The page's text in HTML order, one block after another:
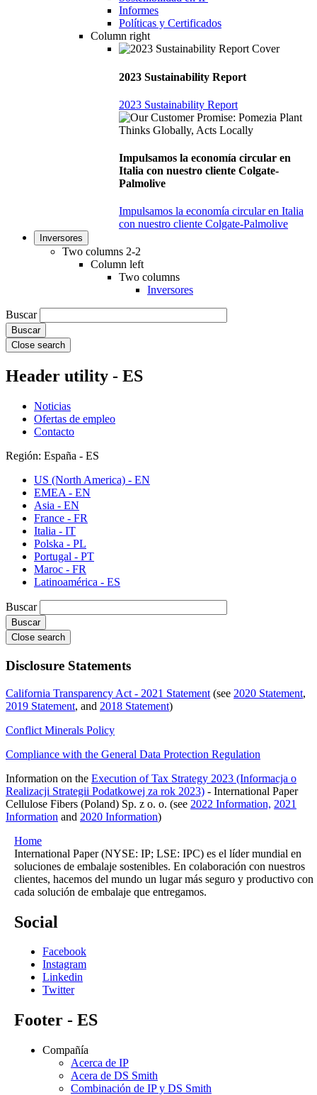
Informes
Políticas y Certificados
Column right
2023 Sustainability Report
2023 Sustainability Report
Impulsamos la economía circular en
Italia con nuestro cliente Colgate-
Palmolive
Impulsamos la economía circular en Italia
con nuestro cliente Colgate-Palmolive
Inversores
Two columns 2-2
Column left
Two columns
Inversores
Buscar
Close search
Header utility - ES
Noticias
Ofertas de empleo
Contacto
Región: España - ES
US (North America) - EN
EMEA - EN
Asia - EN
France - FR
Italia - IT
Polska - PL
Portugal - PT
Maroc - FR
Latinoamérica - ES
Buscar
Close search
Disclosure Statements
California Transparency Act - 2021 Statement (see 2020 Statement,
2019 Statement, and 2018 Statement)
Conflict Minerals Policy
Compliance with the General Data Protection Regulation
Information on the Execution of Tax Strategy 2023 (Informacja o
Realizacji Strategii Podatkowej za rok 2023) - International Paper
Cellulose Fibers (Poland) Sp. z o. o. (see 2022 Information, 2021
Information and 2020 Information)
Home
International Paper (NYSE: IP; LSE: IPC) es el líder mundial en
soluciones de embalaje sostenibles. En colaboración con nuestros
clientes, hacemos del mundo un lugar más seguro y productivo con
cada solución de embalaje que entregamos.
Social
Facebook
Instagram
Linkedin
Twitter
Footer - ES
Compañía
Acerca de IP
Acera de DS Smith
Combinación de IP y DS Smith